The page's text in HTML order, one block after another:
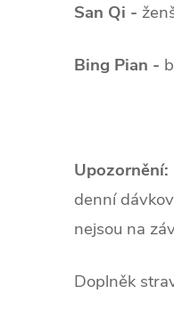
San Qi -
Bing Pian -
Upozornění:
denní
nejsou na
Doplněk